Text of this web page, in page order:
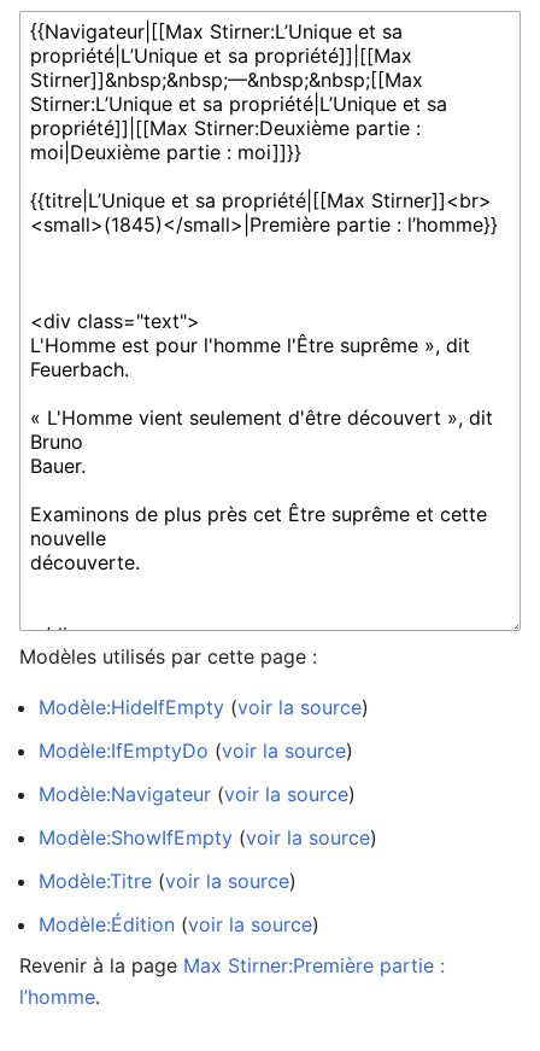
Modèles utilisés par cette page :
Modèle:HideIfEmpty (voir la source)
Modèle:IfEmptyDo (voir la source)
Modèle:Navigateur (voir la source)
Modèle:ShowIfEmpty (voir la source)
Modèle:Titre (voir la source)
Modèle:Édition (voir la source)
Revenir à la page Max Stirner:Première partie :
l’homme.